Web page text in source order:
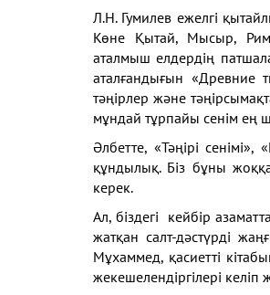
Л.Н. Гумилев ежелгі
Көне Қытай, Мысыр,
аталмыш елдердің
аталғандығын «Древние
тәңірлер және
мұндай тұрпайы сенім ең
Әлбетте, «Тәңірі
құндылық. Біз бұны
керек.
Ал, біздегі кейбір
жатқан салт-дәстүрді
Мұхаммед, қасиетті
жекешелендіргілері келіп